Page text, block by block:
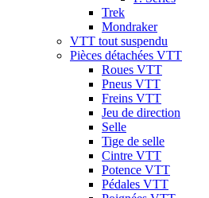
Trek
Mondraker
VTT tout suspendu
Pièces détachées VTT
Roues VTT
Pneus VTT
Freins VTT
Jeu de direction
Selle
Tige de selle
Cintre VTT
Potence VTT
Pédales VTT